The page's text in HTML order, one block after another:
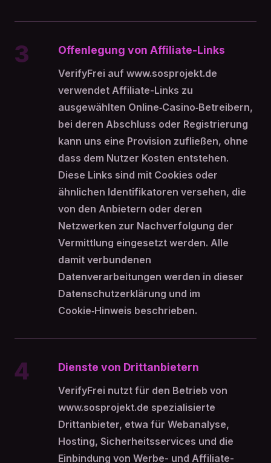
3 Offenlegung von Affiliate-Links
VerifyFrei auf www.sosprojekt.de
verwendet Affiliate-Links zu
ausgewählten Online‑Casino‑Betreibern,
bei deren Abschluss oder Registrierung
kann uns eine Provision zufließen, ohne
dass dem Nutzer Kosten entstehen.
Diese Links sind mit Cookies oder
ähnlichen Identifikatoren versehen, die
von den Anbietern oder deren
Netzwerken zur Nachverfolgung der
Vermittlung eingesetzt werden. Alle
damit verbundenen
Datenverarbeitungen werden in dieser
Datenschutzerklärung und im
Cookie‑Hinweis beschrieben.
4 Dienste von Drittanbietern
VerifyFrei nutzt für den Betrieb von
www.sosprojekt.de spezialisierte
Drittanbieter, etwa für Webanalyse,
Hosting, Sicherheitsservices und die
Einbindung von Werbe- und Affiliate-